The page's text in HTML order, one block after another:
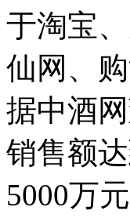
于淘宝
仙网、
据中酒
销售额
5000万